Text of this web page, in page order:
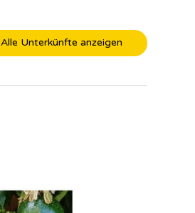
Alle Unterkünfte anzeigen